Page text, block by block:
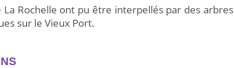
La Rochelle ont pu être interpellés par des arbres
sur le Vieux Port.